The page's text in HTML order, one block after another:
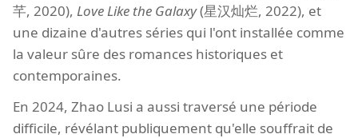
芊, 2020), Love Like the Galaxy(星汉灿烂, 2022), et
une dizaine d'autres séries qui l'ont installée comme
la valeur sûre des romances historiques et
contemporaines.
En 2024, Zhao Lusi a aussi traversé une période
difficile, révélant publiquement qu'elle souffrait de